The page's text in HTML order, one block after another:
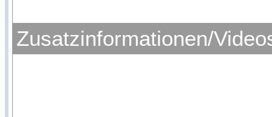
Zusatzinformationen/